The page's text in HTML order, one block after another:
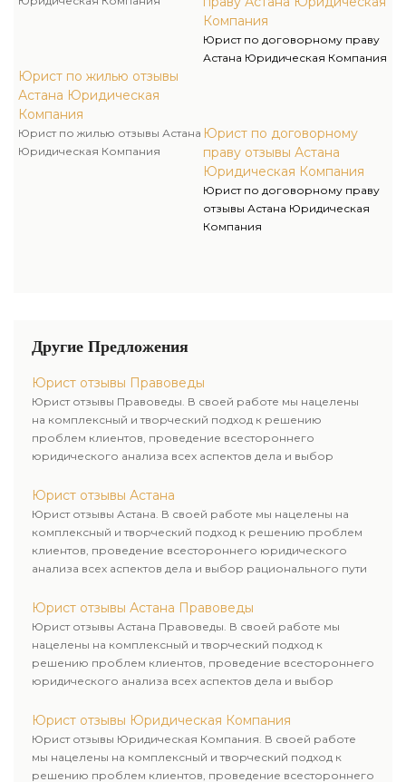
Юрист по жилью отзывы
Астана Юридическая
Компания
Юрист по жилью отзывы Астана
Юридическая Компания
Компания
Юрист по договорному праву
Астана Юридическая Компания
Юрист по договорному
праву отзывы Астана
Юридическая Компания
Юрист по договорному праву
отзывы Астана Юридическая
Компания
Другие Предложения
Юрист отзывы Правоведы
Юрист отзывы Правоведы. В своей работе мы нацелены
на комплексный и творческий подход к решению
проблем клиентов, проведение всестороннего
юридического анализа всех аспектов дела и выбор
Юрист отзывы Астана
Юрист отзывы Астана. В своей работе мы нацелены на
комплексный и творческий подход к решению проблем
клиентов, проведение всестороннего юридического
анализа всех аспектов дела и выбор рационального пути
Юрист отзывы Астана Правоведы
Юрист отзывы Астана Правоведы. В своей работе мы
нацелены на комплексный и творческий подход к
решению проблем клиентов, проведение всестороннего
юридического анализа всех аспектов дела и выбор
Юрист отзывы Юридическая Компания
Юрист отзывы Юридическая Компания. В своей работе
мы нацелены на комплексный и творческий подход к
решению проблем клиентов, проведение всестороннего